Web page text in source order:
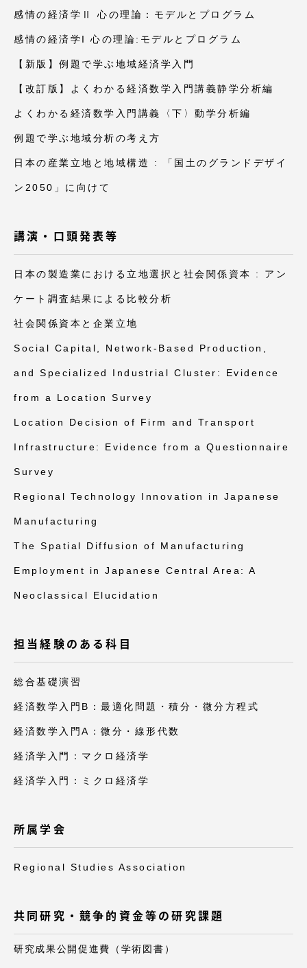
感情の経済学Ⅱ 心の理論：モデルとプログラム
感情の経済学I 心の理論:モデルとプログラム
【新版】例題で学ぶ地域経済学入門
【改訂版】よくわかる経済数学入門講義静学分析編
よくわかる経済数学入門講義〈下〉動学分析編
例題で学ぶ地域分析の考え方
日本の産業立地と地域構造 : 「国土のグランドデザイ
ン2050」に向けて
講演・口頭発表等
日本の製造業における立地選択と社会関係資本 : アン
ケート調査結果による比較分析
社会関係資本と企業立地
Social Capital, Network-Based Production,
and Specialized Industrial Cluster: Evidence
from a Location Survey
Location Decision of Firm and Transport
Infrastructure: Evidence from a Questionnaire
Survey
Regional Technology Innovation in Japanese
Manufacturing
The Spatial Diffusion of Manufacturing
Employment in Japanese Central Area: A
Neoclassical Elucidation
担当経験のある科目
総合基礎演習
経済数学入門B：最適化問題・積分・微分方程式
経済数学入門A：微分・線形代数
経済学入門：マクロ経済学
経済学入門：ミクロ経済学
所属学会
Regional Studies Association
共同研究・競争的資金等の研究課題
研究成果公開促進費（学術図書）